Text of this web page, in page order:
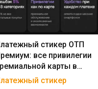
стикер ОТП
все привилегии
карты в
формате
стикер